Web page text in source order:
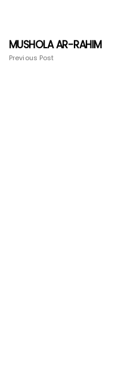
MUSHOLA AR-RAHIM
Previous Post